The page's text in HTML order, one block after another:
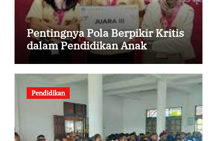
Pentingnya Pola Berpikir Kritis
dalam Pendidikan Anak
Pendidikan